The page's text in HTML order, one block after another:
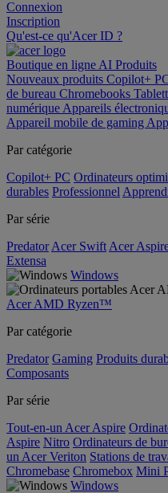
Connexion
Inscription
Qu'est-ce qu'Acer ID ?
Boutique en ligne AI Produits
Nouveaux produits Copilot+
de bureau Chromebooks
numérique Appareils
Appareil mobile de gaming
Par catégorie
Copilot+ PC Ordinateurs
durables Professionnel
Par série
Predator Acer Swift Acer
Extensa
Windows
Acer AMD Ryzen™
Par catégorie
Predator Gaming Produits
Composants
Par série
Tout-en-un Acer Aspire
Aspire Nitro Ordinateurs de
un Acer Veriton Stations de
Chromebase Chromebox Mini
Windows